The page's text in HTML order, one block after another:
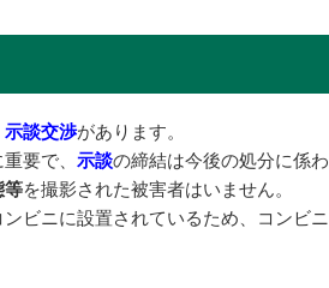
示談交渉があります。
要で、 示談の締結は今後の処分に係
等を撮影された被害者はいません。
ビニに設置されているため、コンビ